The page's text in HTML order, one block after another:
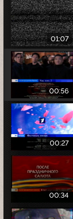
01:07
00:56
00:27
00:34